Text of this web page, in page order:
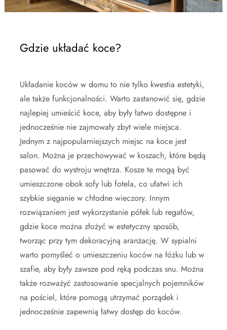
Gdzie układać koce?
Układanie koców w domu to nie tylko kwestia estetyki,
ale także funkcjonalności. Warto zastanowić się, gdzie
najlepiej umieścić koce, aby były łatwo dostępne i
jednocześnie nie zajmowały zbyt wiele miejsca.
Jednym z najpopularniejszych miejsc na koce jest
salon. Można je przechowywać w koszach, które będą
pasować do wystroju wnętrza. Kosze te mogą być
umieszczone obok sofy lub fotela, co ułatwi ich
szybkie sięganie w chłodne wieczory. Innym
rozwiązaniem jest wykorzystanie półek lub regałów,
gdzie koce można złożyć w estetyczny sposób,
tworząc przy tym dekoracyjną aranżację. W sypialni
warto pomyśleć o umieszczeniu koców na łóżku lub w
szafie, aby były zawsze pod ręką podczas snu. Można
także rozważyć zastosowanie specjalnych pojemników
na pościel, które pomogą utrzymać porządek i
jednocześnie zapewnią łatwy dostęp do koców.